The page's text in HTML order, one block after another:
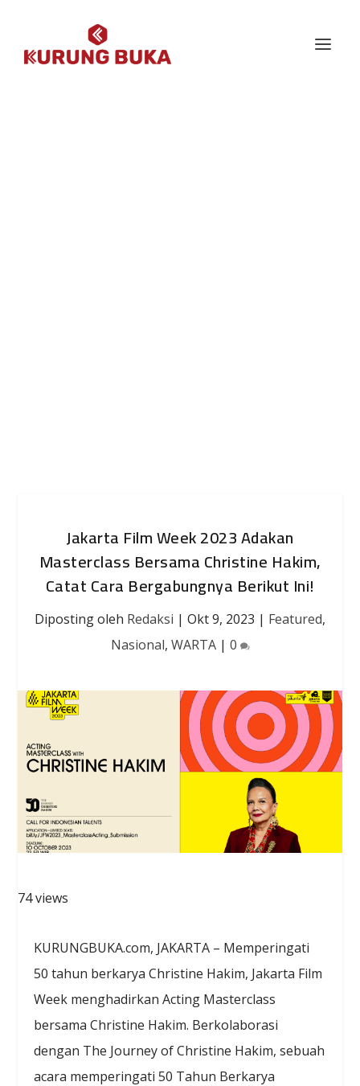
Jakarta Film Week 2023 Adakan
Masterclass Bersama Christine Hakim,
Catat Cara Bergabungnya Berikut Ini!
Diposting oleh Redaksi | Okt 9, 2023 | Featured,
Nasional, WARTA| 0
74 views
KURUNGBUKA.com, JAKARTA – Memperingati
50 tahun berkarya Christine Hakim, Jakarta Film
Week menghadirkan Acting Masterclass
bersama Christine Hakim. Berkolaborasi
dengan The Journey of Christine Hakim, sebuah
acara memperingati 50 Tahun Berkarya